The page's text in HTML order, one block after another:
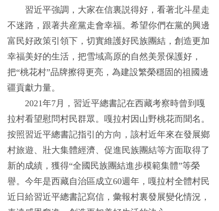
習近平強調，大家在信裏説得好，看著北斗星走
不迷路，跟著共産黨走會幸福。希望你們在黨的興邊
富民好政策引領下，切實維護好民族團結，創造更加
幸福美好的生活，把雪域高原的自然美景保護好，
把“桃花村”品牌擦得更亮，為建設繁榮穩固的祖國邊
疆貢獻力量。
2021年7月，習近平總書記在西藏考察時曾到嘎
拉村看望慰問村民群眾。嘎拉村因山野桃花而聞名。
按照習近平總書記指引的方向，該村近年來在發展鄉
村旅遊、壯大集體經濟、促進民族團結等方面取得了
新的成績，獲得“全國民族團結進步模範集體”等榮
譽。今年是西藏自治區成立60週年，嘎拉村全體村民
近日給習近平總書記寫信，彙報村裏發展變化情況，